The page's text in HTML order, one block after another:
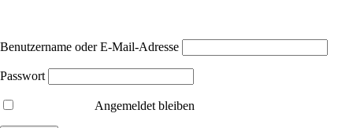
Benutzername oder E-Mail-Adresse
Passwort
Angemeldet bleiben